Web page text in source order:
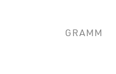
GRAMM